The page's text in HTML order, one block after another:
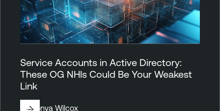
Service Accounts in Active Directory:
These OG NHIs Could Be Your Weakest
Link
BySonya Wilcox